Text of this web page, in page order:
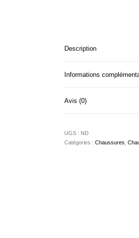
Description
Informations
Avis (0)
UGS : ND
Catégories : Chaussures